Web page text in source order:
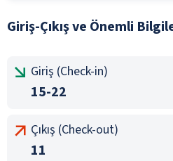
Giriş-Çıkış ve Önemli
Giriş (Check-in)
15-22
Çıkış (Check-out)
11